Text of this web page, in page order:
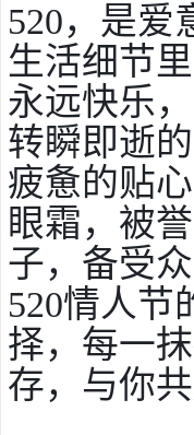
520，是爱
生活细节
永远快乐
转瞬即逝
疲惫的贴
眼霜，被
子，备受
520情人节
择，每一
存，与你